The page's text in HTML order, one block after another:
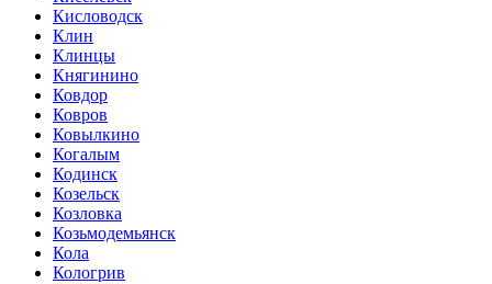
Кисловодск
Клин
Клинцы
Княгинино
Ковдор
Ковров
Ковылкино
Когалым
Кодинск
Козельск
Козловка
Козьмодемьянск
Кола
Кологрив